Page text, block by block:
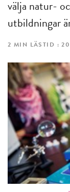
välja natur-
utbildningar
2 MIN LÄSTID :